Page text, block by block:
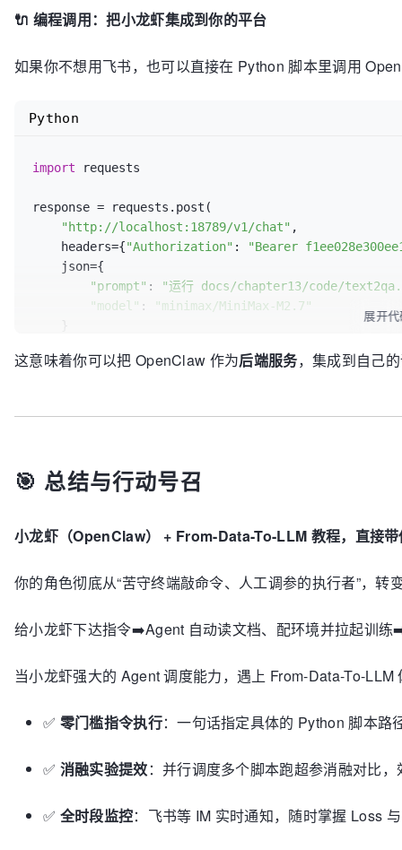
🔌 编程调用：把小龙虾集成到你的平台
如果你不想用飞书，也可以直接在 Python 脚本里调用
import requests
response = requests.post(
"http://localhost:18789/v1/chat" ,
    headers={
"Authorization" :
"Bearer
"prompt" :
"运行 docs/chapter13/code/
"model" :
"minimax/MiniMax-M2.7"
Python
展开
这意味着你可以把 OpenClaw 作为后端服务，集成到自己
🎯 总结与行动号召
小龙虾（OpenClaw） + From-Data-To-LLM 教程，直接
你的角色彻底从“苦守终端敲命令、人工调参的执行者”，
给小龙虾下达指令➡️Agent 自动读文档、配环境并拉起训
当小龙虾强大的 Agent 调度能力，遇上 From-Data-To-
✅ 零门槛指令执行：一句话指定具体的 Python 脚本路
✅ 消融实验提效：并行调度多个脚本跑超参消融对比
✅ 全时段监控：飞书等 IM 实时通知，随时掌握 Loss